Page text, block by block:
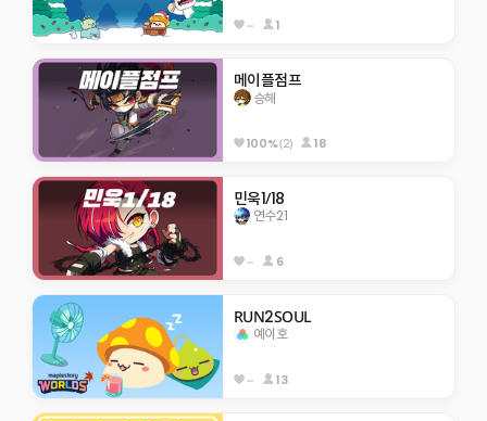
-- 1
메이플점프
승해
100%(2) 18
민욱1/18
연수21
-- 6
RUN2SOUL
예이호
-- 13